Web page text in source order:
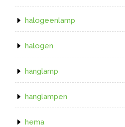
halogeenlamp
halogen
hanglamp
hanglampen
hema